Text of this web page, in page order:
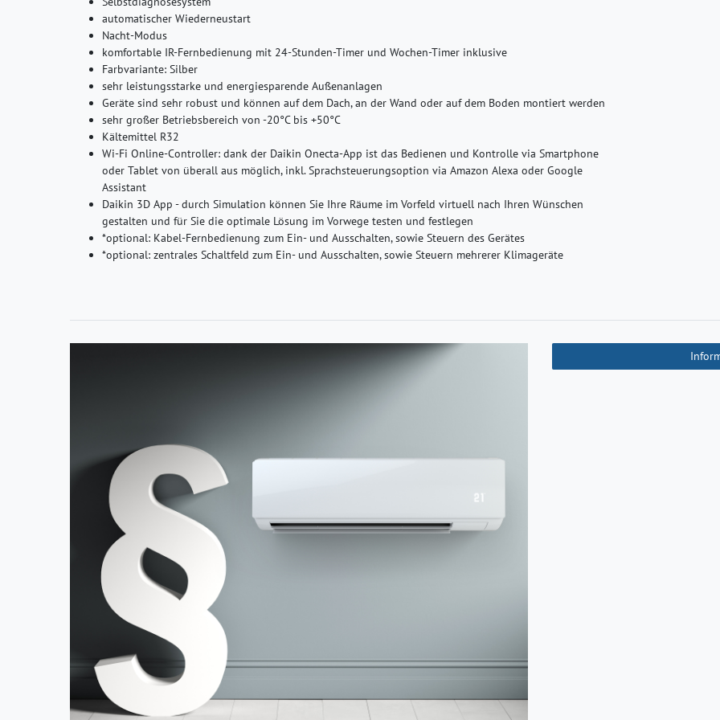
automatischer Wiederneustart
Nacht-Modus
komfortable IR-Fernbedienung mit 24-Stunden-Timer und Wochen-Timer inklusive
Farbvariante: Silber
sehr leistungsstarke und energiesparende Außenanlagen
Geräte sind sehr robust und können auf dem Dach, an der Wand oder auf dem Boden montiert werden
sehr großer Betriebsbereich von -20°C bis +50°C
Kältemittel R32
Wi-Fi Online-Controller: dank der Daikin Onecta-App ist das Bedienen und Kontrolle via Smartphone
oder Tablet von überall aus möglich, inkl. Sprachsteuerungsoption via Amazon Alexa oder Google
Assistant
Daikin 3D App - durch Simulation können Sie Ihre Räume im Vorfeld virtuell nach Ihren Wünschen
gestalten und für Sie die optimale Lösung im Vorwege testen und festlegen
*optional: Kabel-Fernbedienung zum Ein- und Ausschalten, sowie Steuern des Gerätes
*optional: zentrales Schaltfeld zum Ein- und Ausschalten, sowie Steuern mehrerer Klimageräte